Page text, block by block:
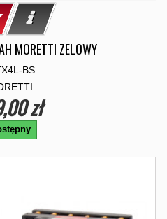
MORETTI ZELOWY
BS
zł